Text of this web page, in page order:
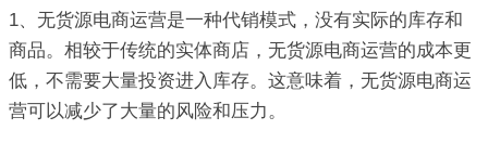
1、无货源电商运营是一种代销模式，没有实际的库存和
商品。相较于传统的实体商店，无货源电商运营的成本更
低，不需要大量投资进入库存。这意味着，无货源电商运
营可以减少了大量的风险和压力。